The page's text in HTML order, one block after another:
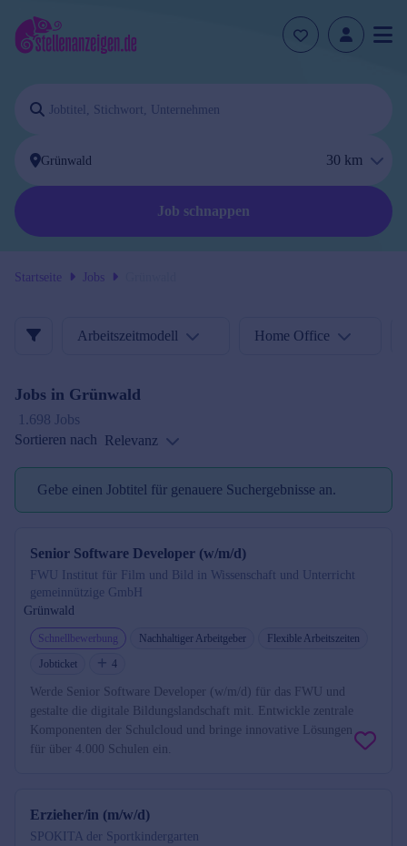
30 km
Job schnappen
Startseite Jobs
Arbeitszeitmodell Home Office
Jobs in Grünwald
1.698 Jobs
Sortieren nach Relevanz
Gebe einen Jobtitel für genauere Suchergebnisse an.
Senior Software Developer (w/m/d)
FWU Institut für Film und Bild in Wissenschaft und Unterricht
gemeinnützige GmbH
Grünwald
Schnellbewerbung Nachhaltiger Arbeitgeber
Flexible Arbeitszeiten
Jobticket
4
Werde Senior Software Developer (w/m/d) für das FWU und
gestalte die digitale Bildungslandschaft mit. Entwickle zentrale
Komponenten der Schulcloud und bringe innovative Lösungen
für über 4.000 Schulen ein.
Erzieher/in (m/w/d)
SPOKITA der Sportkindergarten